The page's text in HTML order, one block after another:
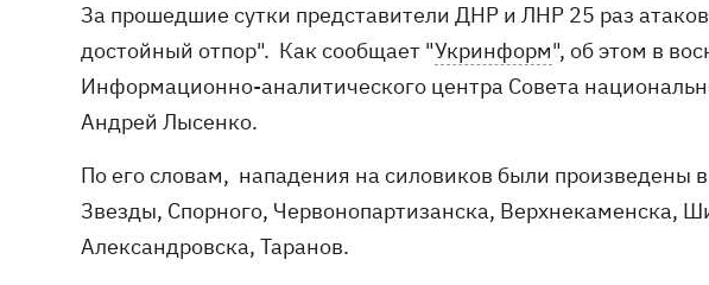
За прошедшие сутки представители ДНР и ЛНР 25 раз
достойный отпор". Как сообщает "Укринформ", об этом в
Информационно-аналитического центра Совета
Андрей Лысенко.
По его словам, нападения на силовиков были произведены
Звезды, Спорного, Червонопартизанска, Верхнекаменска,
Александровска, Таранов.